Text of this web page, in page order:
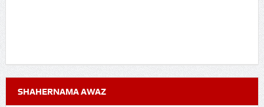
SHAHERNAMA AWAZ